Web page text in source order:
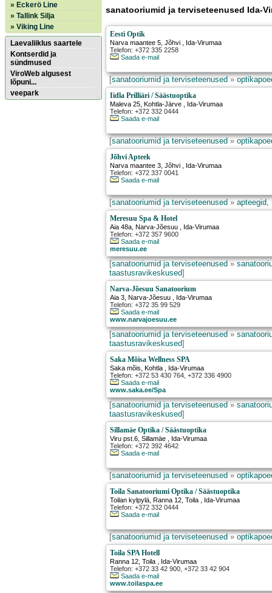
» Eckerö Line
» Tallink Silja
» Viking Line
Laevaliiklus saartele
Kontserdid ja
sündmused
ViroWeb algusest
lõpuni...
veepark
sanatooriumid ja terviseteenused Ida-
Eesti Optik
Narva maantee 5 ,Jõhvi , Ida-Virumaa
Telefon: +372 335 2258
Saada e-mail
[sanatooriumid ja terviseteenused»
Iidla Prilliäri / Säästuoptika
Maleva 25 Kohtla-Järve , Ida-Virumaa
Telefon: +372 332 0444
Saada e-mail
[sanatooriumid ja terviseteenused»
Jõhvi Apteek
Narva maantee 3 ,Jõhvi , Ida-Virumaa
Telefon: +372 337 0041
Saada e-mail
[sanatooriumid ja terviseteenused»apteegid,
Meresuu Spa & Hotel
Aia 48a Narva-Jõesuu , Ida-Virumaa
Telefon: +372 357 9600
Saada e-mail
meresuu.ee
[sanatooriumid ja terviseteenused»
taastusravikeskused]
Narva-Jõesuu Sanatoorium
Aia 3 Narva-Jõesuu , Ida-Virumaa
Telefon: +372 35 99 529
Saada e-mail
www.narvajoesuu.ee
[sanatooriumid ja terviseteenused»
taastusravikeskused]
Saka Mõisa Wellness SPA
Saka mõis Kohtla , Ida-Virumaa
Telefon: +372 53 430 764, +372 336 4900
Saada e-mail
www.saka.ee/Spa
[sanatooriumid ja terviseteenused»
taastusravikeskused]
Sillamäe Optika / Säästuoptika
Viru pst.6 ,Sillamäe , Ida-Virumaa
Telefon: +372 392 4642
Saada e-mail
[sanatooriumid ja terviseteenused»
Toila Sanatooriumi Optika / Säästuoptika
Toilan kylpylä, Ranna 12 ,Toila , Ida-Virumaa
Telefon: +372 332 0444
Saada e-mail
[sanatooriumid ja terviseteenused»
Toila SPA Hotell
Ranna 12 ,Toila , Ida-Virumaa
Telefon: +372 33 42 900, +372 33 42 904
Saada e-mail
www.toilaspa.ee